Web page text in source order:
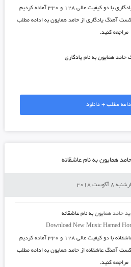
با دو کیفیت عالی ۱۲۸ و ۳۲۰ آماده کردیم
آهنگ یادگاری از حامد همایون به ادامه مطلب
مراجعه کنید.
مطلب + دانلود
همایون به نام عاشقانه
8 آگوست 2018
حامد همایونبه نام عاشقانه
Download New Music Hamed
با دو کیفیت عالی ۱۲۸ و ۳۲۰ آماده کردیم
آهنگ عاشقانه از حامد همایون به ادامه مطلب
مراجعه کنید.